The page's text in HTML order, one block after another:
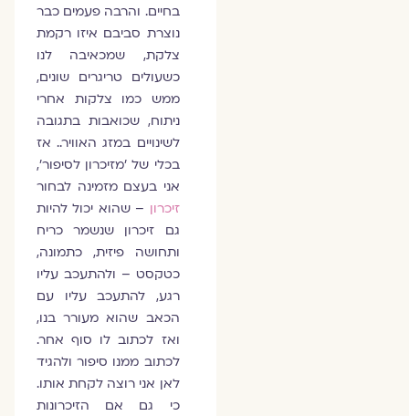
בחיים. והרבה פעמים כבר
נוצרת סביבם איזו רקמת
צלקת, שמכאיבה לנו
כשעולים טריגרים שונים,
ממש כמו צלקות אחרי
ניתוח, שכואבות בתגובה
לשינויים במזג האוויר.. אז
בכלי של 'מזיכרון לסיפור',
אני בעצם מזמינה לבחור
זיכרון– שהוא יכול להיות
גם זיכרון שנשמר כריח
ותחושה פיזית, כתמונה,
כטקסט – ולהתעכב עליו
רגע, להתעכב עליו עם
הכאב שהוא מעורר בנו,
ואז לכתוב לו סוף אחר.
לכתוב ממנו סיפור ולהגיד
לאן אני רוצה לקחת אותו.
כי גם אם הזיכרונות